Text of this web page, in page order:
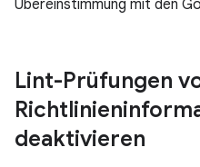
Übereinstimmung mit den
Lint-Prüfungen
deaktivieren